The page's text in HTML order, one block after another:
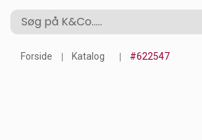
Forside Katalog #622547